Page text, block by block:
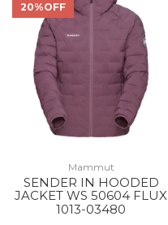
20%OFF
Mammut
SENDER IN HOODED
JACKET WS 50604 FLUX
1013-03480